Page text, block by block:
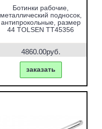
Ботинки рабочие,
металлический подносок,
антипрокольные, размер
44 TOLSEN TT45356
4860.00руб.
заказать